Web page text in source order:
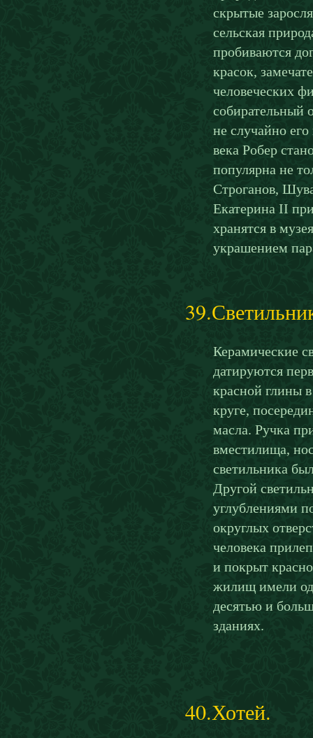
скрытые
сельская
пробиваются
красок,
человеческих
собирательный
не случайно
века Робер
популярна не
Строганов,
Екатерина II
хранятся в
украшением
Керамические
датируются
красной глины
круге,
масла. Ручка
вместилища,
светильника
Другой
углублениями
округлых
человека
и покрыт
жилищ имели
десятью и
зданиях.
40.Хотей.